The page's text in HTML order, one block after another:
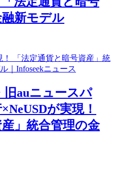
新モデル
！ 「法定通貨と暗号資産」統
｜Infoseekニュース
旧auニュースパ
が実現！
産」統合管理の金